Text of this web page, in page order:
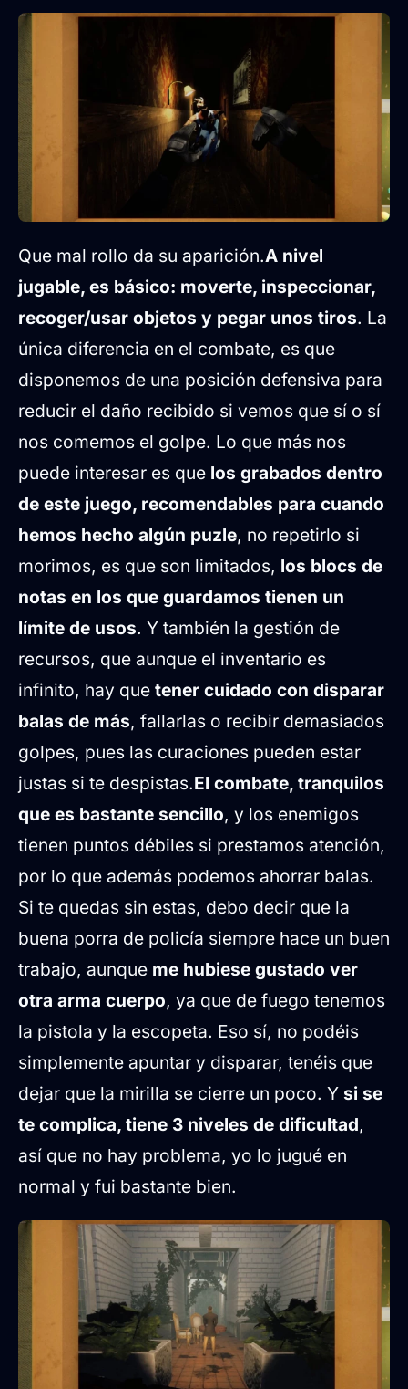
Que mal rollo da su aparición.A nivel
jugable, es básico: moverte, inspeccionar,
recoger/usar objetos y pegar unos tiros. La
única diferencia en el combate, es que
disponemos de una posición defensiva para
reducir el daño recibido si vemos que sí o sí
nos comemos el golpe. Lo que más nos
puede interesar es que los grabados dentro
de este juego, recomendables para cuando
hemos hecho algún puzle, no repetirlo si
morimos, es que son limitados, los blocs de
notas en los que guardamos tienen un
límite de usos. Y también la gestión de
recursos, que aunque el inventario es
infinito, hay que tener cuidado con disparar
balas de más, fallarlas o recibir demasiados
golpes, pues las curaciones pueden estar
justas si te despistas.El combate, tranquilos
que es bastante sencillo, y los enemigos
tienen puntos débiles si prestamos atención,
por lo que además podemos ahorrar balas.
Si te quedas sin estas, debo decir que la
buena porra de policía siempre hace un buen
trabajo, aunque me hubiese gustado ver
otra arma cuerpo, ya que de fuego tenemos
la pistola y la escopeta. Eso sí, no podéis
simplemente apuntar y disparar, tenéis que
dejar que la mirilla se cierre un poco. Y si se
te complica, tiene 3 niveles de dificultad,
así que no hay problema, yo lo jugué en
normal y fui bastante bien.